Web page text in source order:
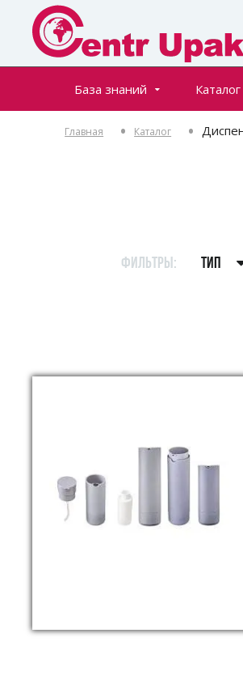
База знаний Каталог
Пенообразователи
Инновационная упаковка
Партнеры
Главная Каталог
ФИЛЬТРЫ: ТИП